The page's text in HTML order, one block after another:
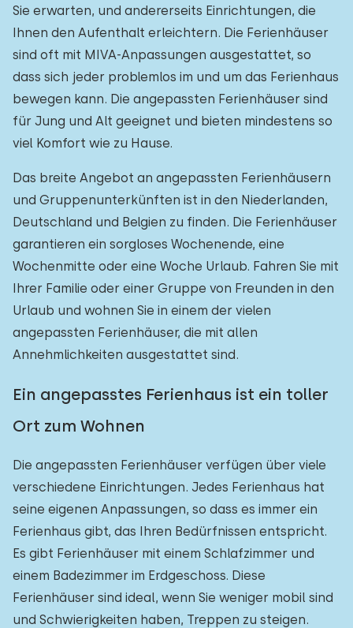
Sie erwarten, und andererseits Einrichtungen, die
Ihnen den Aufenthalt erleichtern. Die Ferienhäuser
sind oft mit MIVA-Anpassungen ausgestattet, so
dass sich jeder problemlos im und um das Ferienhaus
bewegen kann. Die angepassten Ferienhäuser sind
für Jung und Alt geeignet und bieten mindestens so
viel Komfort wie zu Hause.
Das breite Angebot an angepassten Ferienhäusern
und Gruppenunterkünften ist in den Niederlanden,
Deutschland und Belgien zu finden. Die Ferienhäuser
garantieren ein sorgloses Wochenende, eine
Wochenmitte oder eine Woche Urlaub. Fahren Sie mit
Ihrer Familie oder einer Gruppe von Freunden in den
Urlaub und wohnen Sie in einem der vielen
angepassten Ferienhäuser, die mit allen
Annehmlichkeiten ausgestattet sind.
Ein angepasstes Ferienhaus ist ein toller
Ort zum Wohnen
Die angepassten Ferienhäuser verfügen über viele
verschiedene Einrichtungen. Jedes Ferienhaus hat
seine eigenen Anpassungen, so dass es immer ein
Ferienhaus gibt, das Ihren Bedürfnissen entspricht.
Es gibt Ferienhäuser mit einem Schlafzimmer und
einem Badezimmer im Erdgeschoss. Diese
Ferienhäuser sind ideal, wenn Sie weniger mobil sind
und Schwierigkeiten haben, Treppen zu steigen.